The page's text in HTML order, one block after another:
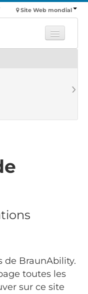
Site Web mondial
de BraunAbility.
toutes les
sur ce site